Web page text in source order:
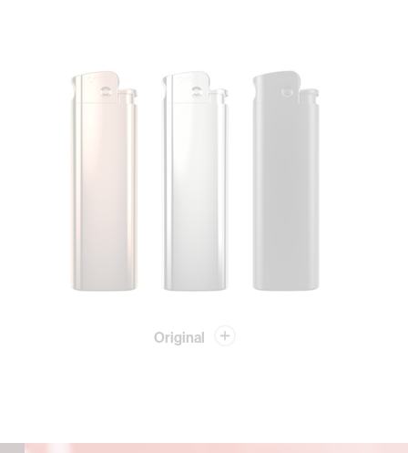
Original